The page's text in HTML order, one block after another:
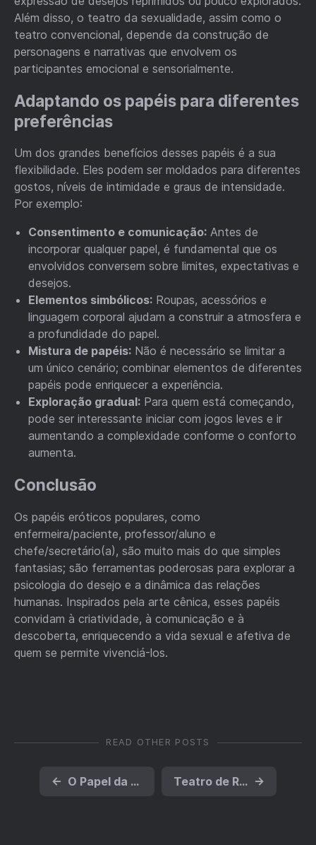
Além disso, o teatro da sexualidade, assim como o
teatro convencional, depende da construção de
personagens e narrativas que envolvem os
participantes emocional e sensorialmente.
Adaptando os papéis para diferentes
preferências
Um dos grandes benefícios desses papéis é a sua
flexibilidade. Eles podem ser moldados para diferentes
gostos, níveis de intimidade e graus de intensidade.
Por exemplo:
Consentimento e comunicação: Antes de
incorporar qualquer papel, é fundamental que os
envolvidos conversem sobre limites, expectativas e
desejos.
Elementos simbólicos: Roupas, acessórios e
linguagem corporal ajudam a construir a atmosfera e
a profundidade do papel.
Mistura de papéis: Não é necessário se limitar a
um único cenário; combinar elementos de diferentes
papéis pode enriquecer a experiência.
Exploração gradual: Para quem está começando,
pode ser interessante iniciar com jogos leves e ir
aumentando a complexidade conforme o conforto
aumenta.
Conclusão
Os papéis eróticos populares, como
enfermeira/paciente, professor/aluno e
chefe/secretário(a), são muito mais do que simples
fantasias; são ferramentas poderosas para explorar a
psicologia do desejo e a dinâmica das relações
humanas. Inspirados pela arte cênica, esses papéis
convidam à criatividade, à comunicação e à
descoberta, enriquecendo a vida sexual e afetiva de
quem se permite vivenciá-los.
READ OTHER POSTS
← O Papel da Sexualidade nas Obras de Shakespeare Teatro de Rua e Erotismo: Performances em Espaços Públicos →